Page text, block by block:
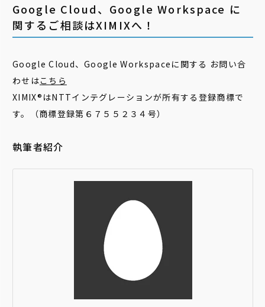
Google Cloud、Google Workspace に
関するご相談はXIMIXへ！
Google Cloud、Google Workspaceに関する お問い合
わせはこちら
XIMIX®はNTTインテグレーションが所有する登録商標で
す。（商標登録第６７５５２３４号）
執筆者紹介